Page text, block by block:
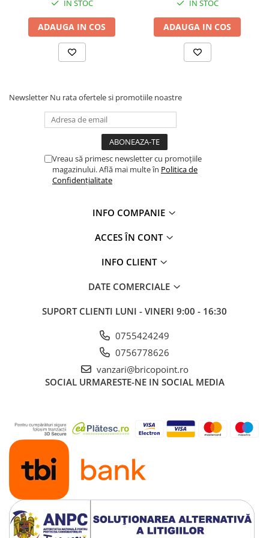
Hidroizolații Lichide
Hidroizolații Bituminoase
Hidrofobizare și Tratamente
Tencuieli și Betoane
Nivelare Grosieră
Nivelare în Strat Subțire
Rașini Reparații Fisuri Șapă
Aditivi pentru Șape
Amorse și Promotori de Aderență
Stabilizare Suport
Reparare Beton, Subturnări și
Mortare Speciale
Profile Decorative
Ancadramente Uși și Ferestre
Termosistem Decorativ
Brâuri Decorative
Scafe pentru Led
Cornișe
Plinte
Panouri Decorative 3D
Accesorii Montaj
Glafuri
IN STOC
ADAUGA IN COS
IN STOC
ADAUGA IN COS
Newsletter Nu rata ofertele si promotiile noastre
Vreau să primesc newsletter cu promoțiile
magazinului. Află mai multe în Politica de
Confidențialitate
INFO COMPANIE
ACCES ÎN CONT
INFO CLIENT
DATE COMERCIALE
SUPORT CLIENTI LUNI - VINERI 9:00 - 16:30
0755424249
0756778626
vanzari@bricopoint.ro
SOCIAL URMARESTE-NE IN SOCIAL MEDIA